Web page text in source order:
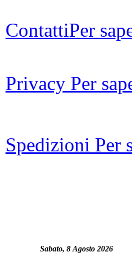
ContattiPer
Privacy Per
Spedizioni Per
Sabato, 8 Agosto 2026